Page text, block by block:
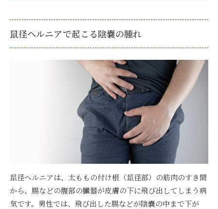
鼠径ヘルニアで起こる陰嚢の腫れ
鼠径ヘルニアは、太ももの付け根（鼠径部）の筋肉のすき間
から、腸などの腹部の臓器が皮膚の下に飛び出してしまう病
気です。男性では、飛び出した腸などが陰嚢の中まで下が